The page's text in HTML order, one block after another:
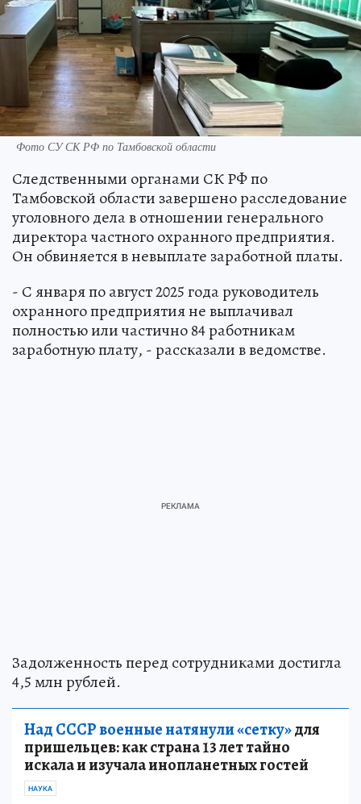
Фото СУ СК РФ по Тамбовской области
Следственными органами СК РФ по
Тамбовской области завершено расследование
уголовного дела в отношении генерального
директора частного охранного предприятия.
Он обвиняется в невыплате заработной платы.
- С января по август 2025 года руководитель
охранного предприятия не выплачивал
полностью или частично 84 работникам
заработную плату, - рассказали в ведомстве.
Задолженность перед сотрудниками достигла
4,5 млн рублей.
Над СССР военные натянули «сетку»для
пришельцев: как страна 13 лет тайно
искала и изучала инопланетных гостей
НАУКА